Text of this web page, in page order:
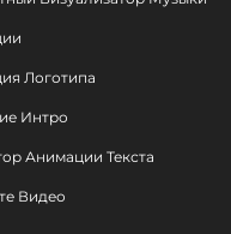
Логотипа
Интро
Анимации Текста
Видео